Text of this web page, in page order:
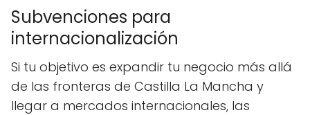
Subvenciones para
internacionalización
Si tu objetivo es expandir tu negocio más allá
de las fronteras de Castilla La Mancha y
llegar a mercados internacionales, las